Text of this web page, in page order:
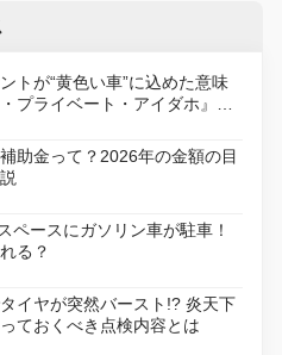
トが“黄色い車”に込めた意味
プライベート・アイダホ』が
ター版で復活
助金って？2026年の金額の目
ペースにガソリン車が駐車！
る？
イヤが突然バースト!? 炎天下
ておくべき点検内容とは